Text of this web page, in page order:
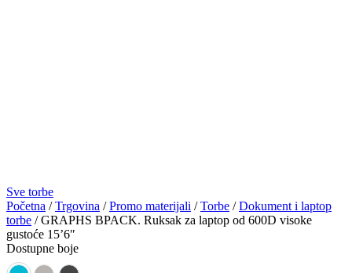
Sve torbe
Početna /Trgovina /Promo materijali /Torbe /Dokument i laptop
torbe / GRAPHS BPACK. Ruksak za laptop od 600D visoke
gustoće 15’6″
Dostupne boje